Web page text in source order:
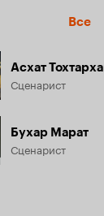
Все
Асхат
Сценарист
Бухар Марат
Сценарист